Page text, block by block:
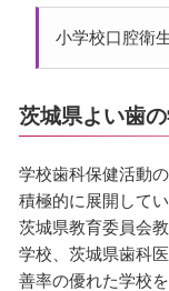
小学校口腔衛
茨城県よい歯
学校歯科保健活動
積極的に展開して
茨城県教育委員会
学校、茨城県歯科
善率の優れた学校